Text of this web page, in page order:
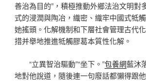
善治為目的”，積極推動外鄉法治文明對
式的浸潤與陶冶，織密、織牢中國式牴
她搖頭。化解機制和下層社會管理古代
措并舉地推進牴觸膠葛本質性化解。
“立異智治驅動”“坐下。”包養網藍沐
地對他說道，隨後連一句廢話都懶得跟